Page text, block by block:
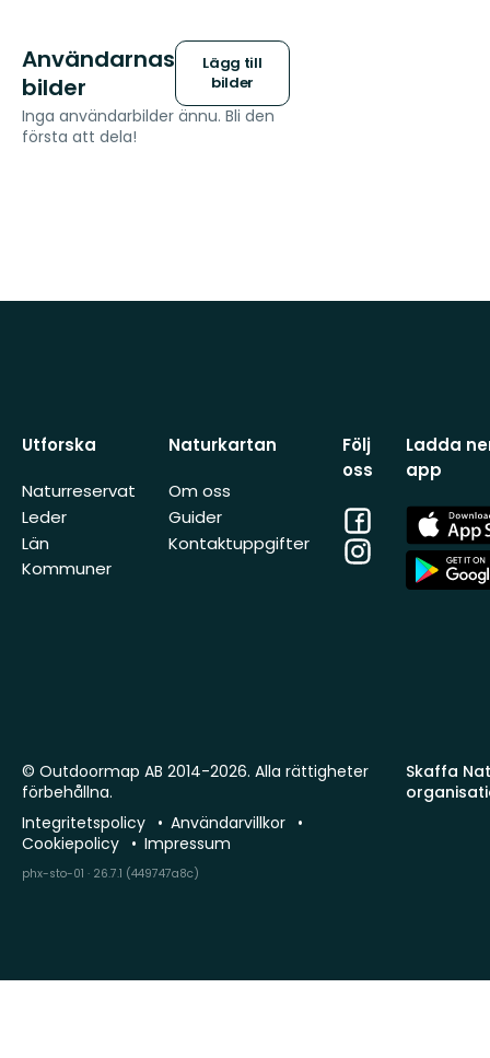
Användarnas
bilder
Lägg till
bilder
Inga användarbilder ännu. Bli den
första att dela!
Utforska
Naturreservat
Leder
Län
Kommuner
Naturkartan
Om oss
Guider
Kontaktuppgifter
Följ
oss
Facebook
Instagram
Ladda
app
App
Store
App
Store
Skaffa
© Outdoormap AB 2014-2026. Alla rättigheter
förbehållna.
Integritetspolicy
Användarvillkor
Cookiepolicy
Impressum
phx-sto-01 · 26.7.1 (449747a8c)